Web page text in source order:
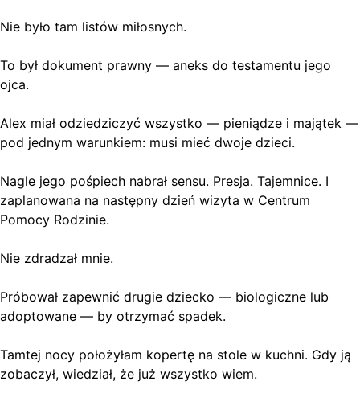
Nie było tam listów miłosnych.
To był dokument prawny — aneks do testamentu jego
ojca.
Alex miał odziedziczyć wszystko — pieniądze i majątek —
pod jednym warunkiem: musi mieć dwoje dzieci.
Nagle jego pośpiech nabrał sensu. Presja. Tajemnice. I
zaplanowana na następny dzień wizyta w Centrum
Pomocy Rodzinie.
Nie zdradzał mnie.
Próbował zapewnić drugie dziecko — biologiczne lub
adoptowane — by otrzymać spadek.
Tamtej nocy położyłam kopertę na stole w kuchni. Gdy ją
zobaczył, wiedział, że już wszystko wiem.